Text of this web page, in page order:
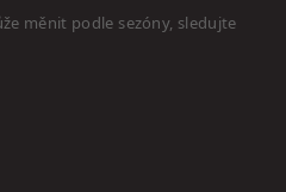
měnit podle sezóny, sledujte